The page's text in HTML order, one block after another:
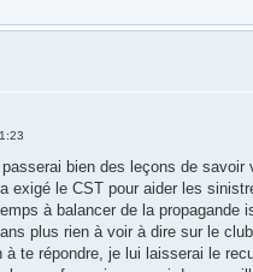
bien des leçons de savoir
exigé le CST pour aider les
à balancer de la propagande
plus rien à voir à dire sur le club.
à te répondre, je lui laisserai le